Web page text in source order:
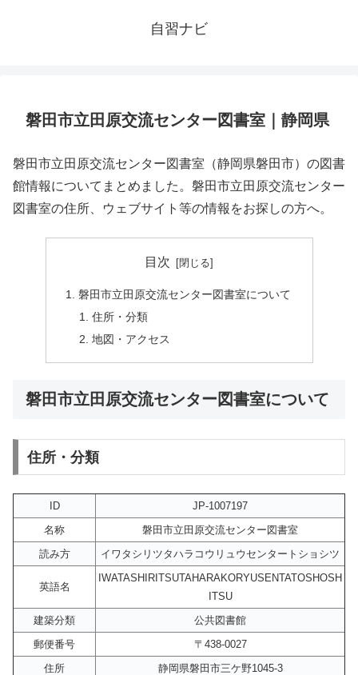
自習ナビ
磐田市立田原交流センター図書室｜静岡県
磐田市立田原交流センター図書室（静岡県磐田市）の図書
館情報についてまとめました。磐田市立田原交流センター
図書室の住所、ウェブサイト等の情報をお探しの方へ。
目次
磐田市立田原交流センター図書室について
住所・分類
地図・アクセス
磐田市立田原交流センター図書室について
住所・分類
ID
JP-1007197
名称
磐田市立田原交流センター図書室
読み方
イワタシリツタハラコウリュウセンタートショシツ
英語名
IWATASHIRITSUTAHARAKORYUSENTATOSHOSH
ITSU
建築分類
公共図書館
郵便番号
〒438-0027
住所
静岡県磐田市三ケ野1045-3